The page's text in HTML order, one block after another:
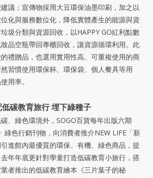
議；宣傳物採用大豆環保油墨印刷，加之以
化與服務數位化，降低實體產生的能源與資
圾分類與資源回收，以HAPPY GO紅利點數
品空瓶帶回專櫃回收，讓資源循環利用。此
禮贈品，也選用實用性高、可重複使用的商
習慣使用環保杯、環保袋、個人餐具等用
用率。
碳教育旅行 埋下綠種子
、綠色環境外，SOGO百貨每年出版六期
綠色行銷刊物，向消費者推介NEW LIFE「新
進館內最優質的環保、有機、綠色商品，提
年年底更針對學童打造低碳教育小旅行，搭
者推出的低碳教育繪本《三片葉子的秘